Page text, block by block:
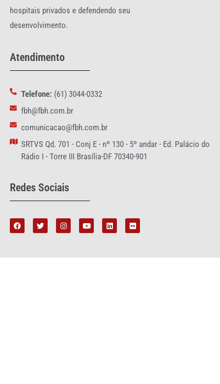
hospitais privados e defendendo seu
desenvolvimento.
Atendimento
Telefone: (61) 3044-0332
fbh@fbh.com.br
comunicacao@fbh.com.br
SRTVS Qd. 701 - Conj E - nº 130 - 5º andar - Ed. Palácio do
Rádio I - Torre III Brasília-DF 70340-901
Redes Sociais